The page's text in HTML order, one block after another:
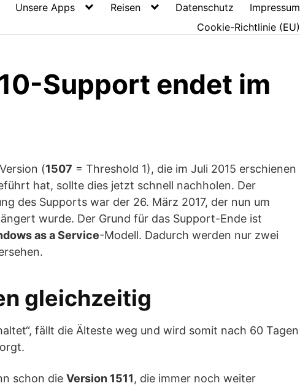
Unsere Apps Reisen Datenschutz
Impressum
Cookie-Richtlinie (EU)
Support endet im
(1507 = Threshold 1), die im Juli 2015 erschienen
hat, sollte dies jetzt schnell nachholen. Der
des Supports war der 26. März 2017, der nun um
wurde. Der Grund für das Support-Ende ist
as a Service-Modell. Dadurch werden nur zwei
gleichzeitig
fällt die Älteste weg und wird somit nach 60 Tagen
schon die Version 1511, die immer noch weiter